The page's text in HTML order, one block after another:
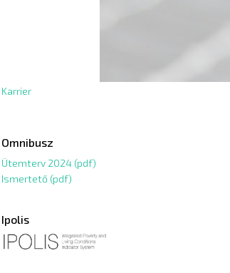
Karrier
Omnibusz
Ütemterv 2024 (pdf)
Ismertető (pdf)
Ipolis